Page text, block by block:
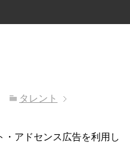
タレント
アドセンス広告を利用し